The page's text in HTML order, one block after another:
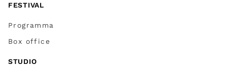
FESTIVAL
Programma
Box office
STUDIO